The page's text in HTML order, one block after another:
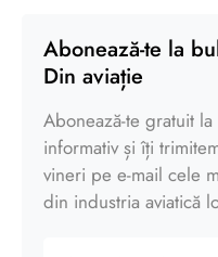
Abonează-te la
Din aviație
Abonează-te gratuit
informativ și îți
vineri pe e-mail cele
din industria aviatică